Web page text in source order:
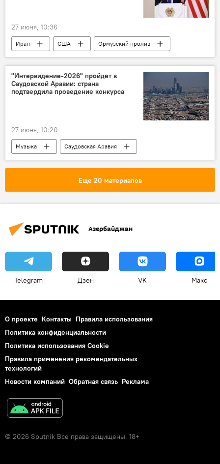
27 июня, 10:36
Иран США
Ормузский пролив
вице-президент США Джей Ди Вэнс
"Интервидение‑2026" пройдет в
Саудовской Аравии: страна
подтвердила проведение конкурса
27 июня, 10:20
Музыка Саудовская Аравия
Еще 20 материалов
Азербайджан
Telegram Дзен VK Макс
О проекте Контакты Правила использования
Политика конфиденциальности
Политика использования Cookie
Правила применения рекомендательных
технологий
Новости компаний Обратная связь Реклама
© 2026 Sputnik Все права защищены. 18+